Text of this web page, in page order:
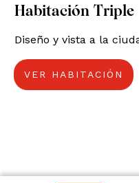
Habitación Triple
Diseño y vista a la
VER HABITACIÓN